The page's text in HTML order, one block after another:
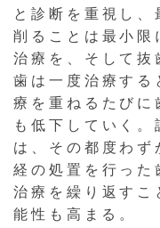
と診断を重視し、
削ることは最小限
治療を、そして抜
歯は一度治療する
療を重ねるたびに
も低下していく
は、その都度わず
経の処置を行った
治療を繰り返すこ
能性も高まる。